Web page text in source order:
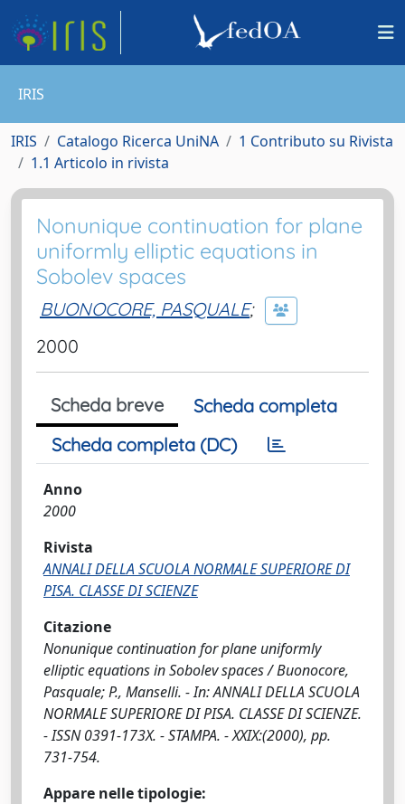
IRIS
IRIS Catalogo Ricerca UniNA
1 Contributo su Rivista
1.1 Articolo in rivista
Nonunique continuation for plane
uniformly elliptic equations in
Sobolev spaces
BUONOCORE, PASQUALE;
2000
Scheda breve
Scheda completa
Scheda completa (DC)
Anno
2000
Rivista
ANNALI DELLA SCUOLA NORMALE SUPERIORE DI
PISA. CLASSE DI SCIENZE
Citazione
Nonunique continuation for plane uniformly
elliptic equations in Sobolev spaces / Buonocore,
Pasquale; P., Manselli. - In: ANNALI DELLA SCUOLA
NORMALE SUPERIORE DI PISA. CLASSE DI SCIENZE.
- ISSN 0391-173X. - STAMPA. - XXIX:(2000), pp.
731-754.
Appare nelle tipologie: